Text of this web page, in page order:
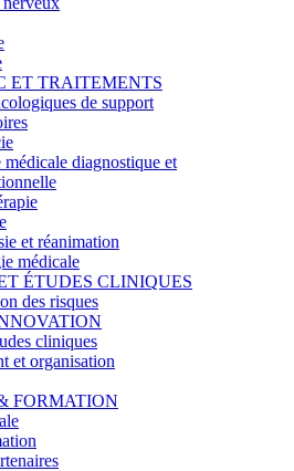
ET TRAITEMENTS
de support
médicale diagnostique et
et réanimation
médicale
ÉTUDES CLINIQUES
des risques
cliniques
et organisation
FORMATION